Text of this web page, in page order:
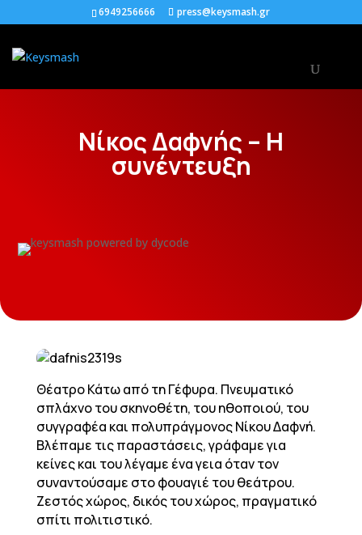
6949256666 press@keysmash.gr
Νίκος Δαφνής – Η
συνέντευξη
Θέατρο Κάτω από τη Γέφυρα. Πνευματικό
σπλάχνο του σκηνοθέτη, του ηθοποιού, του
συγγραφέα και πολυπράγμονος Νίκου Δαφνή.
Βλέπαμε τις παραστάσεις, γράφαμε για
κείνες και του λέγαμε ένα γεια όταν τον
συναντούσαμε στο φουαγιέ του θεάτρου.
Ζεστός χώρος, δικός του χώρος, πραγματικό
σπίτι πολιτιστικό.